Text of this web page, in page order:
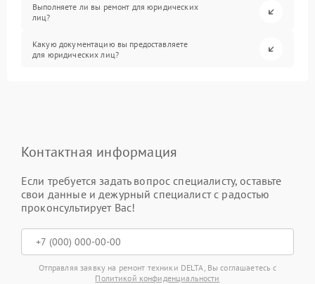
Выполняете ли вы ремонт для юридических
лиц?
Какую документацию вы предоставляете
для юридических лиц?
Контактная информация
Если требуется задать вопрос специалисту, оставьте
свои данные и дежурный специалист с радостью
проконсультирует Вас!
Отправляя заявку на ремонт техники DELTA, Вы соглашаетесь с
Политикой конфиденциальности